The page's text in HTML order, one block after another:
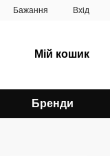
Бажання Вхід
Мій кошик
Бренди